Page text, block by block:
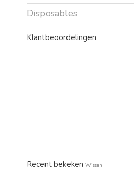
Disposables
Klantbeoordelingen
Recent bekeken Wissen